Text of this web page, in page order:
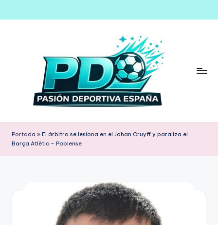
Saltar
Portada » El árbitro se lesiona en el Johan Cruyff y paraliza el
Barça Atlètic – Poblense